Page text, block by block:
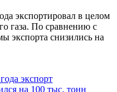
экспортировал в целом
газа. По сравнению с
экспорта снизились на